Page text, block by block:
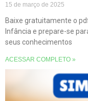
15 de março de 2025
Baixe gratuitamente o
Infância e prepare-se
seus conhecimentos
ACESSAR COMPLETO »